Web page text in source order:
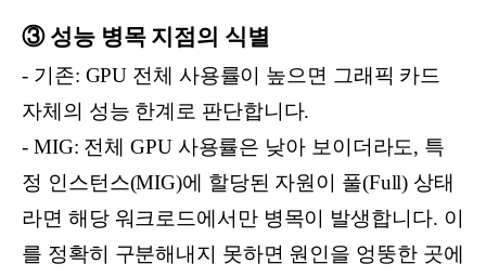
③ 성능 병목 지점의 식별
- 기존: GPU 전체 사용률이 높으면 그래픽 카드
자체의 성능 한계로 판단합니다.
- MIG: 전체 GPU 사용률은 낮아 보이더라도, 특
정 인스턴스(MIG)에 할당된 자원이 풀(Full) 상태
라면 해당 워크로드에서만 병목이 발생합니다. 이
를 정확히 구분해내지 못하면 원인을 엉뚱한 곳에